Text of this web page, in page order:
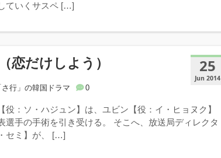
ていくサスペ […]
25
Jun 2014
恋だけしよう）
行」の韓国ドラマ 0
役：ソ・ハジュン】は、ユビン【役：イ・ヒョヌク】
選手の手術を引き受ける。 そこへ、放送局ディレクタ
セミ】が、 […]